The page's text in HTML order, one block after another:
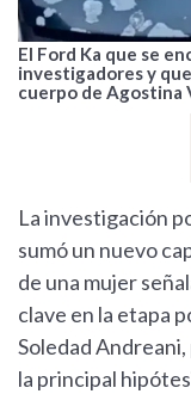
El Ford Ka que se
investigadores y
cuerpo de Agostina
La investigación
sumó un nuevo
de una mujer
clave en la etapa
Soledad
la principal